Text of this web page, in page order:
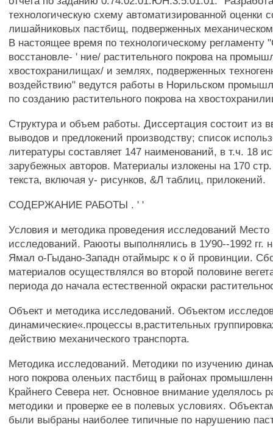
технологическую схему автоматизированной оценки
лишайниковых пастбищ, подверженных
В настоящее время по технологическому регламенту
восстановле- ' ние/ растительного покрова на
хвостохранилищах/ и землях, подверженных
воздействию" ведутся работы в Норильском
по созданию растительного покрова на
Структура и объем работы. Диссертация состоит из
выводов и предлокений производству; список
литературы составляет 147 наименований, в т.ч. 18
зарубежных авторов. Материалы излокены на 170
текста, включая у- рисунков, &Л таблиц, прилокений.
СОДЕРЖАНИЕ РАБОТЫ . ' '
Условия и методика проведения исследований Место
исследований. Раюоты выполнялись в 1У90--1992 гг.
Ямал о-Гыдано-Западн отаймырс к о й провинции.
материалов осуществлялся во второй половине
периода до начала естественной окраски
Объект и методика исследований. Объектом
динамические«.процессы в,растительных
действию механического транспорта.
Методика исследований. Методики по изучению
ного покрова оленьих пастбищ в районах
Крайнего Севера нет. Основное внимание уделялось
методики и проверке ее в полевых условиях.
были выбраны наиболее типичные по нарушению